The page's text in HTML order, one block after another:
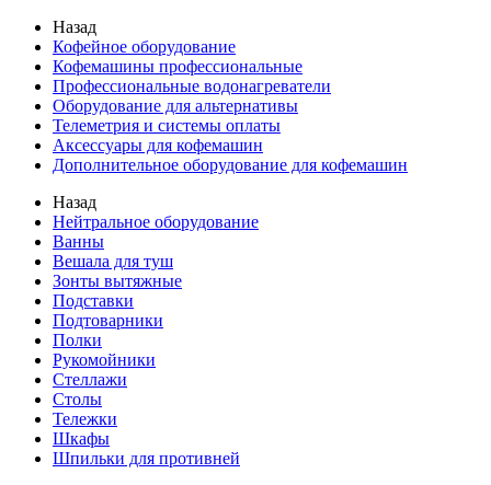
Назад
Кофейное оборудование
Кофемашины профессиональные
Профессиональные водонагреватели
Оборудование для альтернативы
Телеметрия и системы оплаты
Аксессуары для кофемашин
Дополнительное оборудование для кофемашин
Назад
Нейтральное оборудование
Ванны
Вешала для туш
Зонты вытяжные
Подставки
Подтоварники
Полки
Рукомойники
Стеллажи
Столы
Тележки
Шкафы
Шпильки для противней